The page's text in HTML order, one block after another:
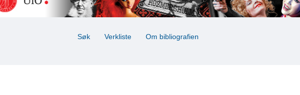
Søk Verkliste Om bibliografien